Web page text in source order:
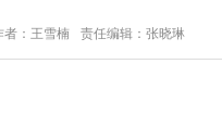
者：王雪楠 责任编辑：张晓琳